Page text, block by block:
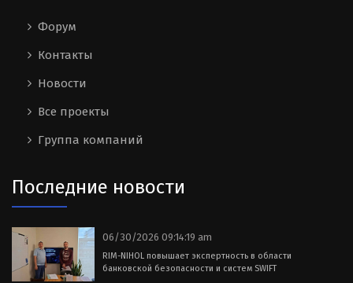
Форум
Контакты
Новости
Все проекты
Группа компаний
Последние новости
06/30/2026 09:14:19 am
RIM-NIHOL повышает экспертность в области
банковской безопасности и систем SWIFT